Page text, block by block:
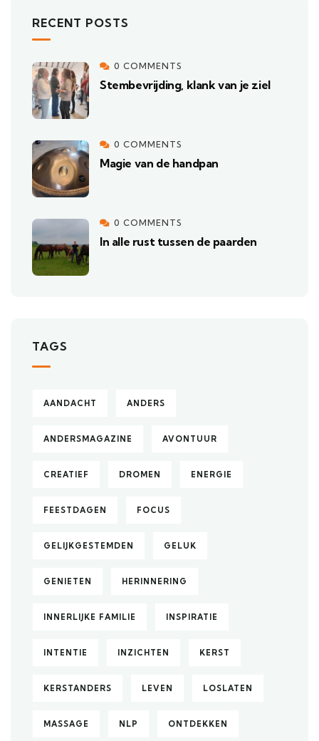
RECENT POSTS
0 COMMENTS
Stembevrijding, klank van je ziel
0 COMMENTS
Magie van de handpan
0 COMMENTS
In alle rust tussen de paarden
TAGS
AANDACHT ANDERS
ANDERSMAGAZINE AVONTUUR
CREATIEF DROMEN ENERGIE
FEESTDAGEN FOCUS
GELIJKGESTEMDEN GELUK
GENIETEN HERINNERING
INNERLIJKE FAMILIE INSPIRATIE
INTENTIE INZICHTEN KERST
KERSTANDERS LEVEN LOSLATEN
MASSAGE NLP ONTDEKKEN